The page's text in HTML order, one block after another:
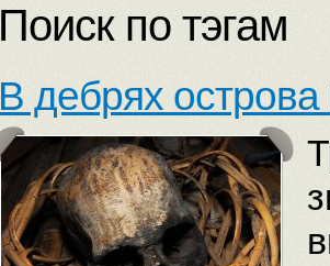
по тэгам
дебрях